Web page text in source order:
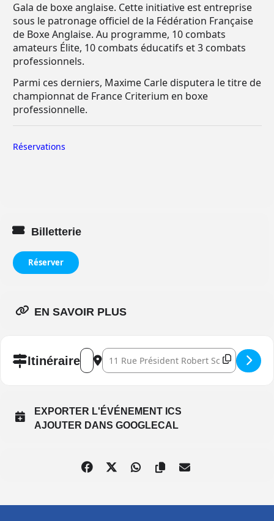
Gala de boxe anglaise. Cette initiative est entreprise
sous le patronage officiel de la Fédération Française
de Boxe Anglaise. Au programme, 10 combats
amateurs Élite, 10 combats éducatifs et 3 combats
professionnels.
Parmi ces derniers, Maxime Carle disputera le titre de
championnat de France Criterium en boxe
professionnelle.
Réservations
Billetterie
Réserver
EN SAVOIR PLUS
ItinéraireAddress - Boxing Night []
Destination Address - Boxing Night []
EXPORTER L'ÉVÉNEMENT ICS
AJOUTER DANS GOOGLECAL